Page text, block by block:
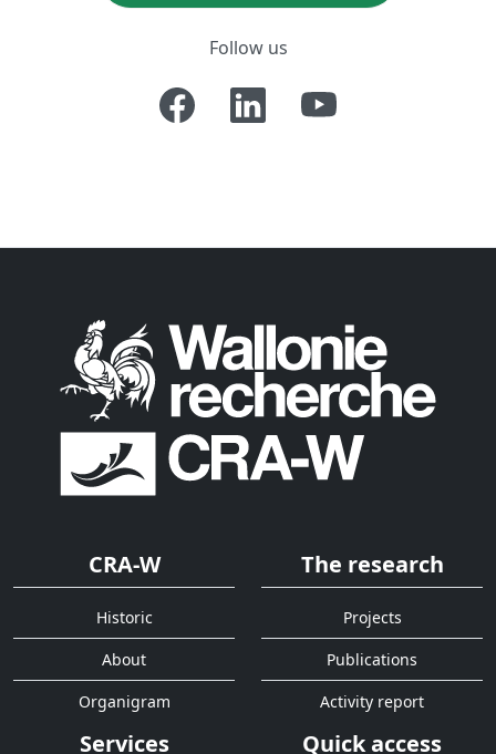
Follow us
CRA-W
Historic
About
Organigram
The research
Projects
Publications
Activity report
Services Quick access